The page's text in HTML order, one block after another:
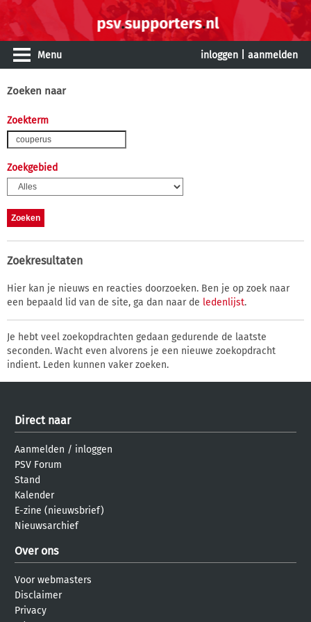
Menu inloggen aanmelden
Zoeken naar
Zoekterm
Zoekgebied
Zoekresultaten
Hier kan je nieuws en reacties doorzoeken. Ben je op zoek naar
een bepaald lid van de site, ga dan naar de ledenlijst.
Je hebt veel zoekopdrachten gedaan gedurende de laatste
seconden. Wacht even alvorens je een nieuwe zoekopdracht
indient. Leden kunnen vaker zoeken.
Direct naar
Aanmelden / inloggen
PSV Forum
Stand
Kalender
E-zine (nieuwsbrief)
Nieuwsarchief
Over ons
Voor webmasters
Disclaimer
Privacy